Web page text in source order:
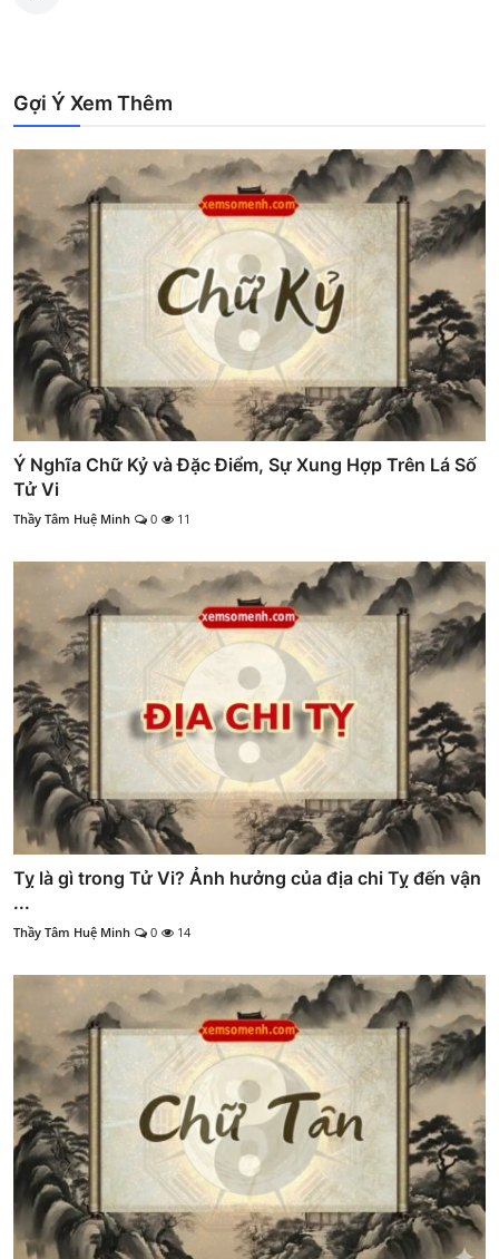
Gợi Ý Xem Thêm
Ý Nghĩa Chữ Kỷ và Đặc Điểm, Sự Xung Hợp Trên Lá Số
Tử Vi
Thầy Tâm Huệ Minh 0 11
Tỵ là gì trong Tử Vi? Ảnh hưởng của địa chi Tỵ đến vận
...
Thầy Tâm Huệ Minh 0 14